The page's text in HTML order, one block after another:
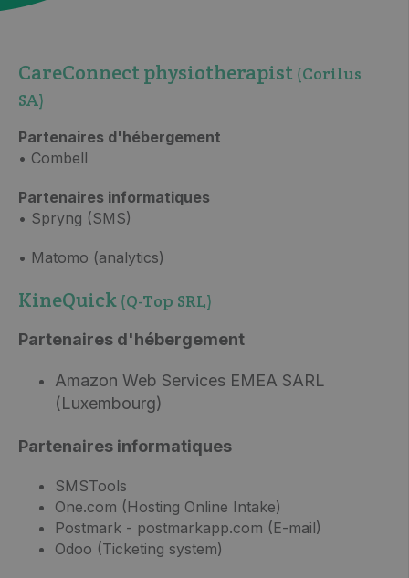
CareConnect physiotherapist (Corilus
SA)
Partenaires d'hébergement
• Combell
Partenaires informatiques
• Spryng (SMS)
• Matomo (analytics)
KineQuick (Q-Top SRL)
Partenaires d'hébergement
Amazon Web Services EMEA SARL
(Luxembourg)
Partenaires informatiques
SMSTools
One.com (Hosting Online Intake)
Postmark - postmarkapp.com (E-mail)
Odoo (Ticketing system)